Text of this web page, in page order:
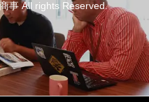
事 All rights Reserved.